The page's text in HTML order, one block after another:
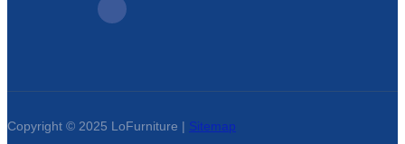
Copyright © 2025 LoFurniture | Sitemap